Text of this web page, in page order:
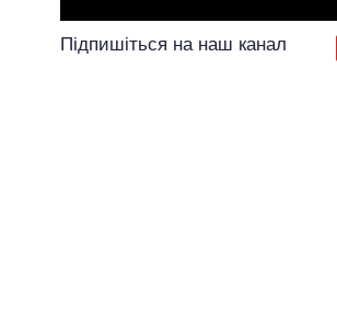
Підпишіться на наш канал